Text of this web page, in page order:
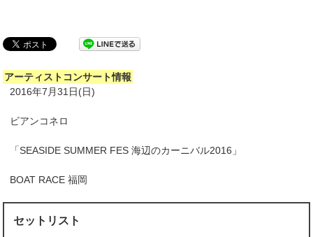
アーティストコンサート情報
2016年7月31日(日)
ビアンコネロ
「SEASIDE SUMMER FES 海辺のカーニバル2016」
BOAT RACE 福岡
セットリスト